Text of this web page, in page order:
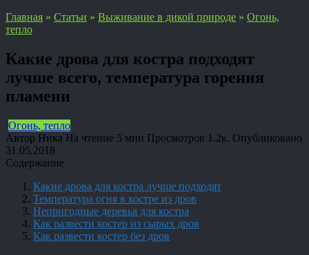
Главная » Статьи » Выживание в дикой природе » Огонь,
тепло
Какие дрова для костра подходят
лучше всего, температура горения
пламени
Огонь, тепло
Автор Ника На чтение 5 мин Просмотров 1.2к. Опубликовано
31.05.2018
Содержание
Какие дрова для костра лучше подходят
Температура огня в костре из дров
Непригодные деревья для костра
Как развести костер из сырых дров
Как развести костер без дров